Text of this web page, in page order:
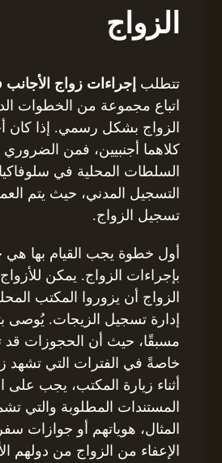
الزواج
تتطلب إجراءات زواج
اتباع مجموعة من الخطوات
الزواج بشكل رسمي. إذا كان
كلاهما أجنبيين، فمن الضروري
السلطات المحلية في
التسجيل المدني، حيث يتم
تسجيل الزواج.
أول خطوة يجب القيام بها هي
بإجراءات الزواج. يمكن
الزواج أن يزوروا المكتب
إدارة تسجيل الزيجات. يُوصى
مسبقًا، حيث أن الحجوزات قد
خاصةً في الفترات التي تشهد
أثناء زيارة المكتب، يجب على
المستندات المطلوبة والتي
المثال، هوياتهم أو جوازات
الإعفاء من الزواج من دولهم